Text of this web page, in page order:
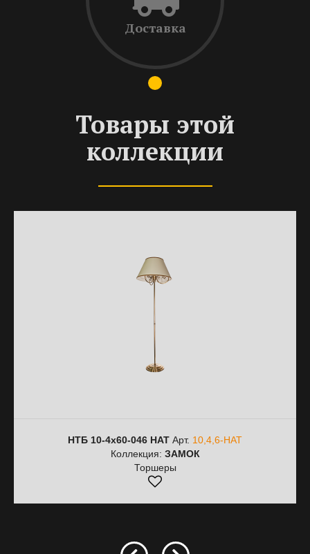
Доставка
Товары этой
коллекции
НТБ 10-4х60-046 HAT Арт. 10,4,6-HAT
Коллекция: ЗАМОК
Торшеры